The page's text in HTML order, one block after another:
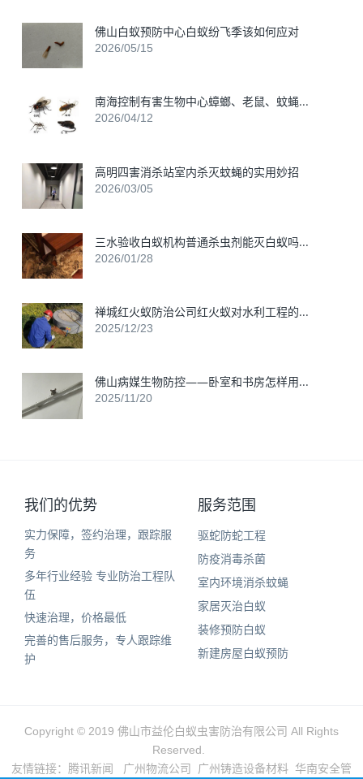
佛山白蚁预防中心白蚁纷飞季该如何应对
2026/05/15
南海控制有害生物中心蟑螂、老鼠、蚊蝇...
2026/04/12
高明四害消杀站室内杀灭蚊蝇的实用妙招
2026/03/05
三水验收白蚁机构普通杀虫剂能灭白蚁吗...
2026/01/28
禅城红火蚁防治公司红火蚁对水利工程的...
2025/12/23
佛山病媒生物防控——卧室和书房怎样用...
2025/11/20
我们的优势
实力保障，签约治理，跟踪服
务
多年行业经验 专业防治工程队
伍
快速治理，价格最低
完善的售后服务，专人跟踪维
护
服务范围
驱蛇防蛇工程
防疫消毒杀菌
室内环境消杀蚊蝇
家居灭治白蚁
装修预防白蚁
新建房屋白蚁预防
Copyright © 2019 佛山市益伦白蚁虫害防治有限公司 All Rights
Reserved.
友情链接：
腾讯新闻 广州物流公司 广州铸造设备材料 华南安全管